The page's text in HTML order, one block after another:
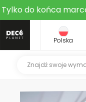
Tylko do końca
Polska